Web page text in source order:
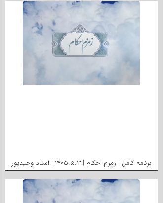
برنامه کامل | زمزم احکام | ۱۴۰۵.۵.۳ | استاد وحیدپور